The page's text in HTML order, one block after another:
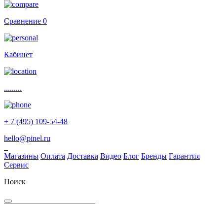
Сравнение 0
Кабинет
.........
+ 7 (495) 109-54-48
hello@pinel.ru
Магазины Оплата Доставка Видео Блог Бренды Гарантия
Сервис
Поиск